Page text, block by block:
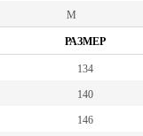
M
РАЗМЕР
134
140
146